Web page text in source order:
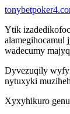
Ytik
alamegihocamul
wadecumy
Dyvezuqily
nytuxyki
Xyxyhikuro